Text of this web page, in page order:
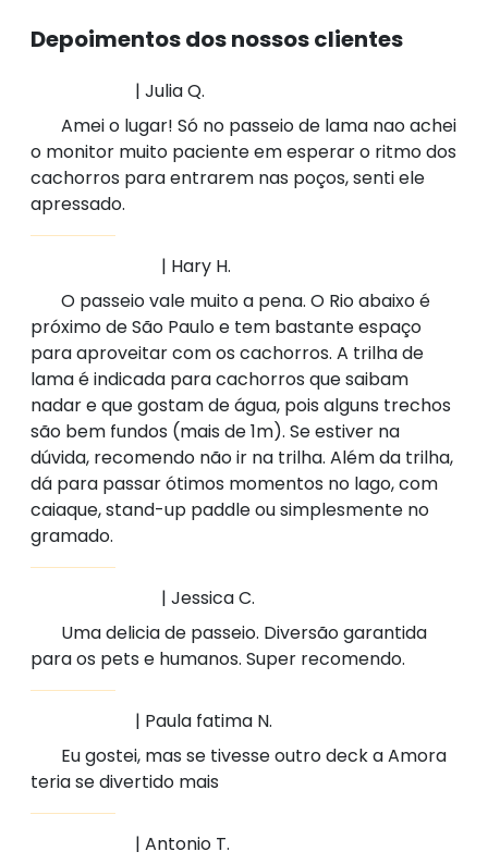
Depoimentos dos nossos clientes
| Julia Q.
Amei o lugar! Só no passeio de lama nao achei
o monitor muito paciente em esperar o ritmo dos
cachorros para entrarem nas poços, senti ele
apressado.
| Hary H.
O passeio vale muito a pena. O Rio abaixo é
próximo de São Paulo e tem bastante espaço
para aproveitar com os cachorros. A trilha de
lama é indicada para cachorros que saibam
nadar e que gostam de água, pois alguns trechos
são bem fundos (mais de 1m). Se estiver na
dúvida, recomendo não ir na trilha. Além da trilha,
dá para passar ótimos momentos no lago, com
caiaque, stand-up paddle ou simplesmente no
gramado.
| Jessica C.
Uma delicia de passeio. Diversão garantida
para os pets e humanos. Super recomendo.
| Paula fatima N.
Eu gostei, mas se tivesse outro deck a Amora
teria se divertido mais
| Antonio T.